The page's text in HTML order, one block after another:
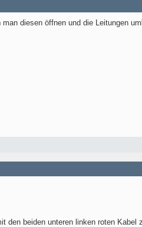
diesen öffnen und die Leitungen
den beiden unteren linken roten Kabel